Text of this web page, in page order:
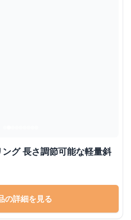
グ 長さ調節可能な軽量斜
の詳細を見る